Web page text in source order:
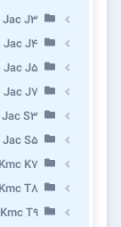
Jac J3
Jac J4
Jac J5
Jac J7
Jac S3
Jac S5
Kmc K7
Kmc T8
Kmc T9